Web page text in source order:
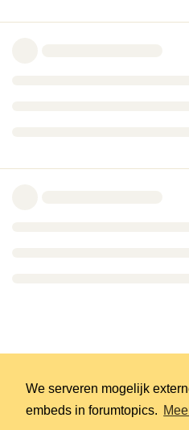
We serveren mogelijk
embeds in forumtopics.